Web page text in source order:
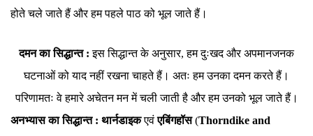
होते चले जाते हैं और हम पहले पाठ को भूल जाते हैं।
दमन का सिद्धान्त :इस सिद्धान्त के अनुसार, हम दुःखद और अपमानजनक
घटनाओं को याद नहीं रखना चाहते हैं। अतः हम उनका दमन करते हैं।
परिणामतः वे हमारे अचेतन मन में चली जाती है और हम उनको भूल जाते हैं।
अनभ्यास का सिद्धान्त : थार्नडाइकएवंएबिंगहॉस(Thorndike and